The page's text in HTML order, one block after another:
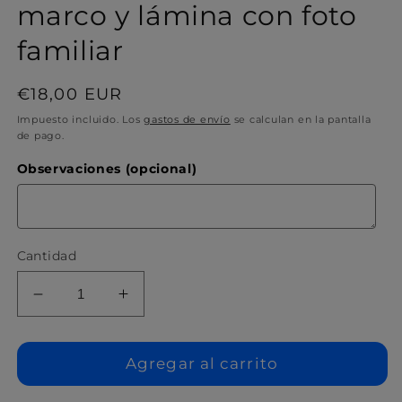
marco y lámina con foto
familiar
Precio
habitual
€18,00 EUR
Impuesto incluido. Losgastos de envío se calculan en la pantalla
de pago.
Observaciones (opcional)
Cantidad
Reducir
cantidad
para
navideños:
Aumentar
cantidad
para
Recuerdos
navideños:
Agregar al carrito